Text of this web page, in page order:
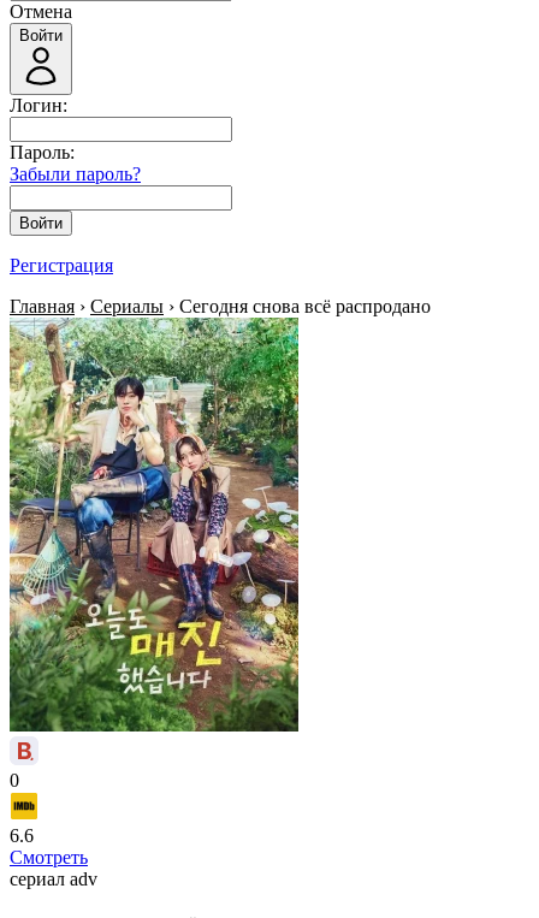
Отмена
Войти
Логин:
Пароль:
Забыли пароль?
Войти
Регистрация
Главная › Сериалы › Сегодня снова всё распродано
0
6.6
Смотреть
сериал adv